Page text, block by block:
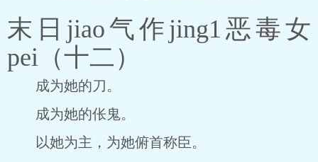
末日jiao气作jing1恶毒女
pei（十二）
成为她的刀。
成为她的伥鬼。
以她为主，为她俯首称臣。